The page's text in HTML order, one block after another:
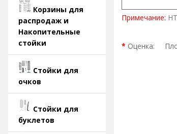
Корзины для
распродаж и
Накопительные
стойки
Стойки для
очков
Стойки для
буклетов
Примечание:
Оценка: